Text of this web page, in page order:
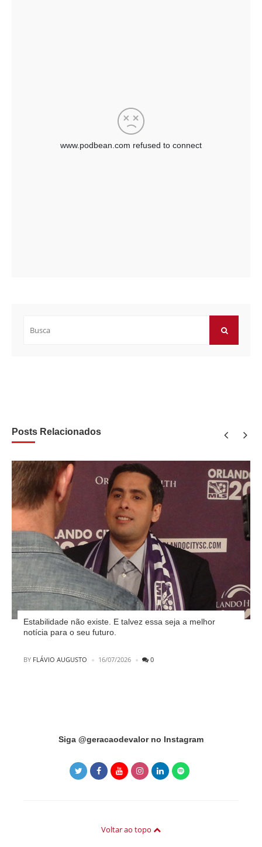
por:
Posts Relacionados
Estabilidade não existe. E talvez essa seja a melhor
notícia para o seu futuro.
POSTED
BY FLÁVIO AUGUSTO 16/07/2026 0
Instagram did not return a 200.
Siga @geracaodevalor no Instagram
Voltar ao topo